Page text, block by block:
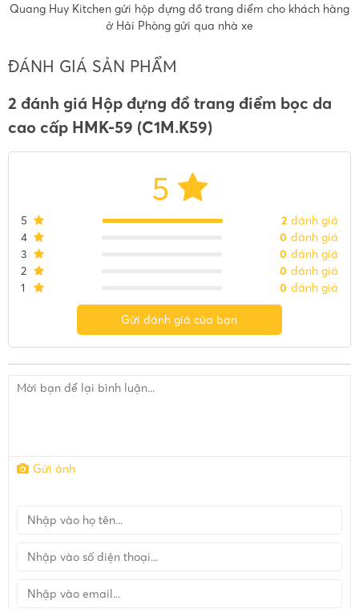
Quang Huy Kitchen gửi hộp đựng đồ trang điểm cho khách hàng
ở Hải Phòng gửi qua nhà xe
ĐÁNH GIÁ SẢN PHẨM
2 đánh giá Hộp đựng đồ trang điểm bọc da
cao cấp HMK-59 (C1M.K59)
5
5 2 đánh giá
4
0 đánh giá
3
0 đánh giá
2
0 đánh giá
1
0 đánh giá
Gửi đánh giá của bạn
Gửi ảnh